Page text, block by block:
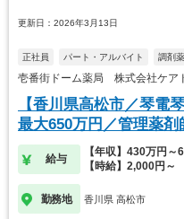
更新日：2026年3月13日
正社員 パート・アルバイト 調剤
壱番街ドーム薬局 株式会社ケア
【香川県高松市／琴電
最大650万円／管理薬剤
給与
【年収】430万円～
【時給】2,000円～
勤務地 香川県 高松市